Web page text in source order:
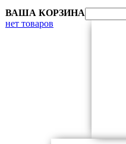
ВАША КОРЗИНА
нет товаров